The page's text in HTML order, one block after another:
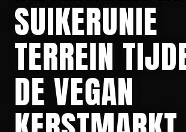
SUIKERUNIE
TERREIN
DE VEGAN